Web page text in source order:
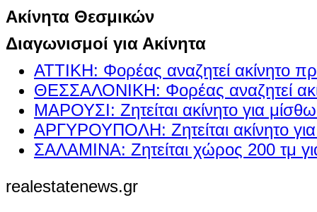
Ακίνητα Θεσμικών
Διαγωνισμοί για Ακίνητα
ΑΤΤΙΚΗ: Φορέας αναζητεί ακίνητο
ΘΕΣΣΑΛΟΝΙΚΗ: Φορέας αναζητεί
ΜΑΡΟΥΣΙ: Ζητείται ακίνητο για
ΑΡΓΥΡΟΥΠΟΛΗ: Ζητείται ακίνητο
ΣΑΛΑΜΙΝΑ: Ζητείται χώρος 200 τμ
realestatenews.gr